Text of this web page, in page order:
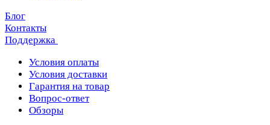
Блог
Контакты
Поддержка
Условия оплаты
Условия доставки
Гарантия на товар
Вопрос-ответ
Обзоры